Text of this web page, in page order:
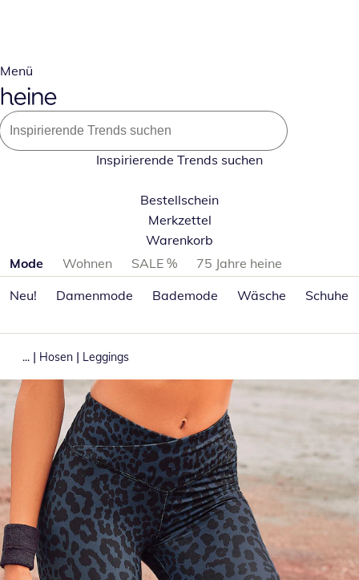
Menü
Inspirierende Trends suchen
Bestellschein
Merkzettel
Warenkorb
Produktkategorien überspringen
Mode Wohnen SALE %
75 Jahre heine
Neu!
Damenmode Bademode Wäsche Schuhe
... | Hosen | Leggings